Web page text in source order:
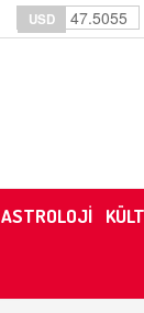
USD 47.5055
ASTROLOJİ